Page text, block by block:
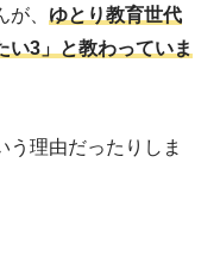
、 ゆとり教育世代
い3」と教わっていま
う理由だったりしま